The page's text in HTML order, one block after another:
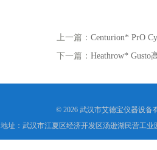
上一篇： Centurion* PrO
下一篇： Heathrow* Gusto
© 2026 武汉市艾德宝仪器设备
地址：武汉市江夏区经济开发区汤逊湖民营工业